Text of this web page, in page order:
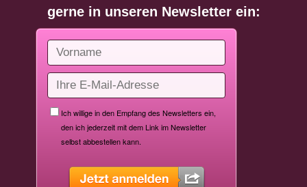
gerne in unseren Newsletter ein: